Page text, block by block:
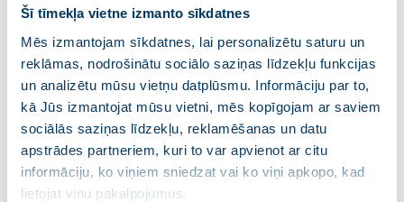
Šī tīmekļa vietne izmanto sīkdatnes
Mēs izmantojam sīkdatnes, lai personalizētu saturu un
reklāmas, nodrošinātu sociālo saziņas līdzekļu funkcijas
un analizētu mūsu vietņu datplūsmu. Informāciju par to,
kā Jūs izmantojat mūsu vietni, mēs kopīgojam ar saviem
sociālās saziņas līdzekļu, reklamēšanas un datu
apstrādes partneriem, kuri to var apvienot ar citu
informāciju, ko viņiem sniedzat vai ko viņi apkopo, kad
lietojat viņu pakalpojumus.
spējā pārvērst grūtības iespējās
18.09.2021
““Pesimists redz grūtības jebkurā iespējā, optimists
redz iespējas jebkurās grūtībās” – domāju, ka šis
teiciens samērā precīzi raksturo VIENOTĪBAS kredo.
Šogad mūsu partija atzīmē desmitgadi, nākamgad
apritēs 20 gadi, kopš…